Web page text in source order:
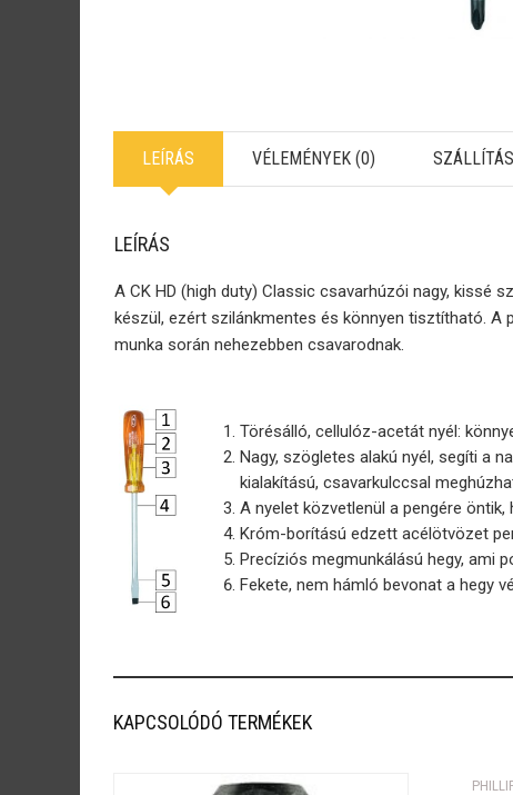
LEÍRÁS VÉLEMÉNYEK (0)
LEÍRÁS
A CK HD (high duty) Classic csavarhúzói nagy, kissé
készül, ezért szilánkmentes és könnyen tisztítható. A
munka során nehezebben csavarodnak.
Törésálló, cellulóz-acetát nyél:
Nagy, szögletes alakú nyél, segíti a
kialakítású, csavarkulccsal
A nyelet közvetlenül a pengére
Króm-borítású edzett acélötvözet
Precíziós megmunkálású hegy, ami
Fekete, nem hámló bevonat a hegy
KAPCSOLÓDÓ TERMÉKEK